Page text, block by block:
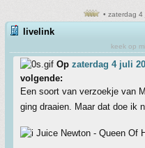
• zaterdag 4
livelink
keek op
Op zaterdag 4 juli
volgende:
Een soort van verzoekje van
ging draaien. Maar dat doe ik
Juice Newton - Queen Of